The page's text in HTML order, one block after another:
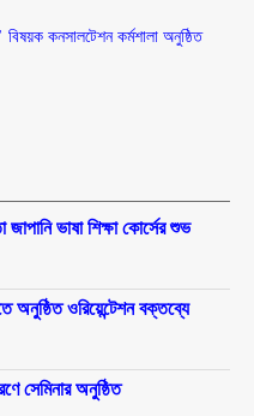
কনসালটেশন কর্মশালা অনুষ্ঠিত
ভাষা শিক্ষা কোর্সের শুভ
অনুষ্ঠিত ওরিয়েন্টেশন বক্তব্যে
সেমিনার অনুষ্ঠিত